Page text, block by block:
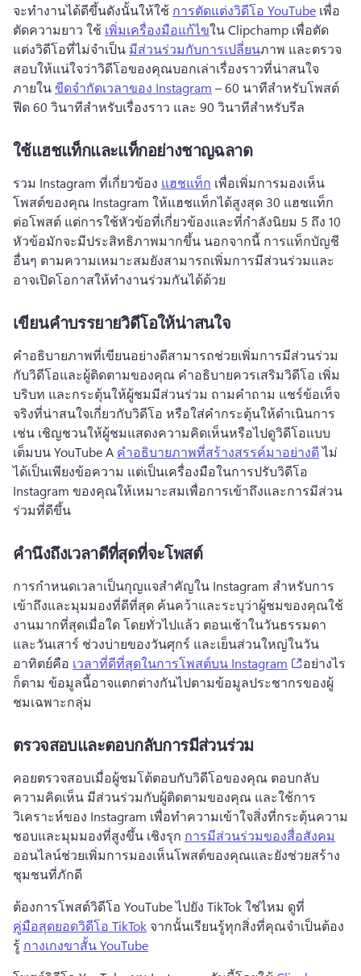
จะทํางานได้ดีขึ้นดังนั้นให้ใช้ การตัดแต่งวิดีโอ YouTube เพื่อ
ตัดความยาว ใช้ เพิ่มเครื่องมือแก้ไขใน Clipchamp เพื่อตัด
แต่งวิดีโอที่ไม่จําเป็น มีส่วนร่วมกับการเปลี่ยนภาพ และตรวจ
สอบให้แน่ใจว่าวิดีโอของคุณบอกเล่าเรื่องราวที่น่าสนใจ
ภายใน ขีดจํากัดเวลาของ Instagram – 60 นาทีสําหรับโพสต์
ฟีด 60 วินาทีสําหรับเรื่องราว และ 90 วินาทีสําหรับรีล
ใช้แฮชแท็กและแท็กอย่างชาญฉลาด
รวม Instagram ที่เกี่ยวข้อง แฮชแท็ก เพื่อเพิ่มการมองเห็น
โพสต์ของคุณ Instagram ให้แฮชแท็กได้สูงสุด 30 แฮชแท็ก
ต่อโพสต์ แต่การใช้หัวข้อที่เกี่ยวข้องและที่กําลังนิยม 5 ถึง 10
หัวข้อมักจะมีประสิทธิภาพมากขึ้น นอกจากนี้ การแท็กบัญชี
อื่นๆ ตามความเหมาะสมยังสามารถเพิ่มการมีส่วนร่วมและ
อาจเปิดโอกาสให้ทำงานร่วมกันได้ด้วย
เขียนคำบรรยายวิดีโอให้น่าสนใจ
คําอธิบายภาพที่เขียนอย่างดีสามารถช่วยเพิ่มการมีส่วนร่วม
กับวิดีโอและผู้ติดตามของคุณ คําอธิบายควรเสริมวิดีโอ เพิ่ม
บริบท และกระตุ้นให้ผู้ชมมีส่วนร่วม ถามคำถาม แชร์ข้อเท็จ
จริงที่น่าสนใจเกี่ยวกับวิดีโอ หรือใส่คำกระตุ้นให้ดำเนินการ
เช่น เชิญชวนให้ผู้ชมแสดงความคิดเห็นหรือไปดูวิดีโอแบบ
เต็มบน YouTube A คําอธิบายภาพที่สร้างสรรค์มาอย่างดี ไม่
ได้เป็นเพียงข้อความ แต่เป็นเครื่องมือในการปรับวิดีโอ
Instagram ของคุณให้เหมาะสมเพื่อการเข้าถึงและการมีส่วน
ร่วมที่ดีขึ้น
คำนึงถึงเวลาดีที่สุดที่จะโพสต์
การกําหนดเวลาเป็นกุญแจสําคัญใน Instagram สําหรับการ
เข้าถึงและมุมมองที่ดีที่สุด ค้นคว้าและระบุว่าผู้ชมของคุณใช้
งานมากที่สุดเมื่อใด โดยทั่วไปแล้ว ตอนเช้าในวันธรรมดา
และวันเสาร์ ช่วงบ่ายของวันศุกร์ และเย็นส่วนใหญ่ในวัน
อาทิตย์คือ เวลาที่ดีที่สุดในการโพสต์บน Instagram (opens in
อย่างไร
ก็ตาม ข้อมูลนี้อาจแตกต่างกันไปตามข้อมูลประชากรของผู้
ชมเฉพาะกลุ่ม
ตรวจสอบและตอบกลับการมีส่วนร่วม
คอยตรวจสอบเมื่อผู้ชมโต้ตอบกับวิดีโอของคุณ ตอบกลับ
ความคิดเห็น มีส่วนร่วมกับผู้ติดตามของคุณ และใช้การ
วิเคราะห์ของ Instagram เพื่อทําความเข้าใจสิ่งที่กระตุ้นความ
ชอบและมุมมองที่สูงขึ้น เชิงรุก การมีส่วนร่วมของสื่อสังคม
ออนไลน์ช่วยเพิ่มการมองเห็นโพสต์ของคุณและยังช่วยสร้าง
ชุมชนที่ภักดี
ต้องการโพสต์วิดีโอ YouTube ไปยัง TikTok ใช่ไหม ดูที่
คู่มือสุดยอดวิดีโอ TikTok จากนั้นเรียนรู้ทุกสิ่งที่คุณจําเป็นต้อง
รู้ กางเกงขาสั้น YouTube